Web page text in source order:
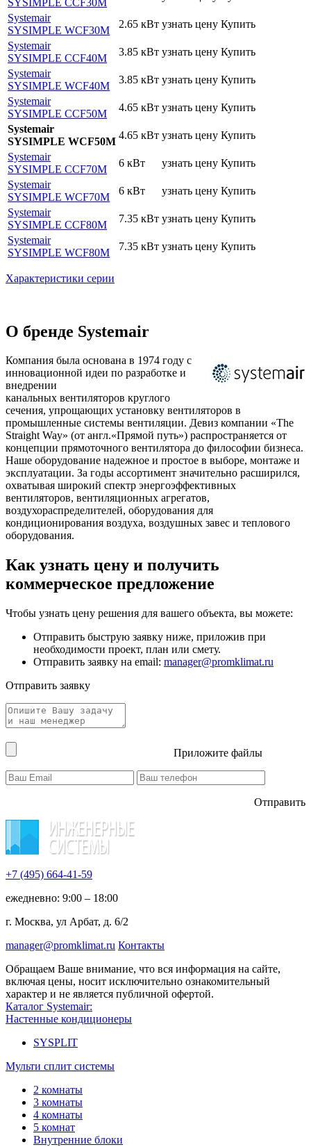
Systemair
SYSIMPLE WCF30M
2.65 кВт узнать цену Купить
Systemair
SYSIMPLE CCF40M
3.85 кВт узнать цену Купить
Systemair
SYSIMPLE WCF40M
3.85 кВт узнать цену Купить
Systemair
SYSIMPLE CCF50M
4.65 кВт узнать цену Купить
Systemair
SYSIMPLE WCF50M
4.65 кВт узнать цену Купить
Systemair
SYSIMPLE CCF70M
6 кВт узнать цену Купить
Systemair
SYSIMPLE WCF70M
6 кВт узнать цену Купить
Systemair
SYSIMPLE CCF80M
7.35 кВт узнать цену Купить
Systemair
SYSIMPLE WCF80M
7.35 кВт узнать цену Купить
Характеристики серии
О бренде Systemair
Компания была основана в 1974 году с
инновационной идеи по разработке и
внедрении
канальных вентиляторов круглого
сечения, упрощающих установку вентиляторов в
промышленные системы вентиляции. Девиз компании «The
Straight Way» (от англ.«Прямой путь») распространяется от
концепции прямоточного вентилятора до философии бизнеса.
Наше оборудование надежное и простое в выборе, монтаже и
эксплуатации. За годы ассортимент значительно расширился,
охватывая широкий спектр энергоэффективных
вентиляторов, вентиляционных агрегатов,
воздухораспределителей, оборудования для
кондиционирования воздуха, воздушных завес и теплового
оборудования.
Как узнать цену и получить
коммерческое предложение
Чтобы узнать цену решения для вашего объекта, вы можете:
Отправить быструю заявку ниже, приложив при
необходимости проект, план или смету.
Отправить заявку на email: manager@promklimat.ru
Отправить заявку
Приложите файлы
Отправить
+7 (495) 664-41-59
ежедневно: 9:00 – 18:00
г. Москва, ул Арбат, д. 6/2
manager@promklimat.ru Контакты
Обращаем Ваше внимание, что вся информация на сайте,
включая цены, носит исключительно ознакомительный
характер и не является публичной офертой.
Каталог Systemair:
Настенные кондиционеры
SYSPLIT
Мульти сплит системы
2 комнаты
3 комнаты
4 комнаты
5 комнат
Внутренние блоки